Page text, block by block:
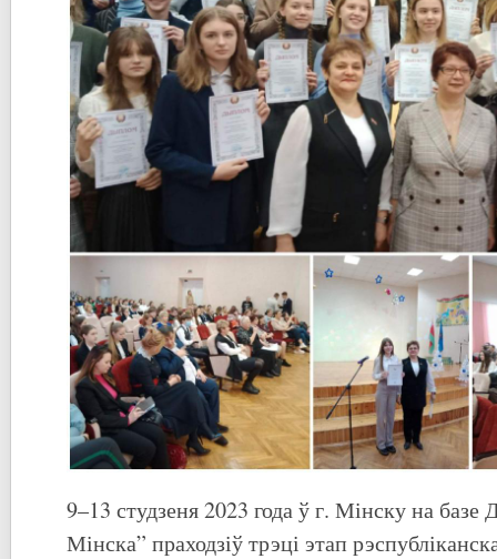
9–13 студзеня 2023 года ў г. Мінску на
Мінска” праходзіў трэці этап